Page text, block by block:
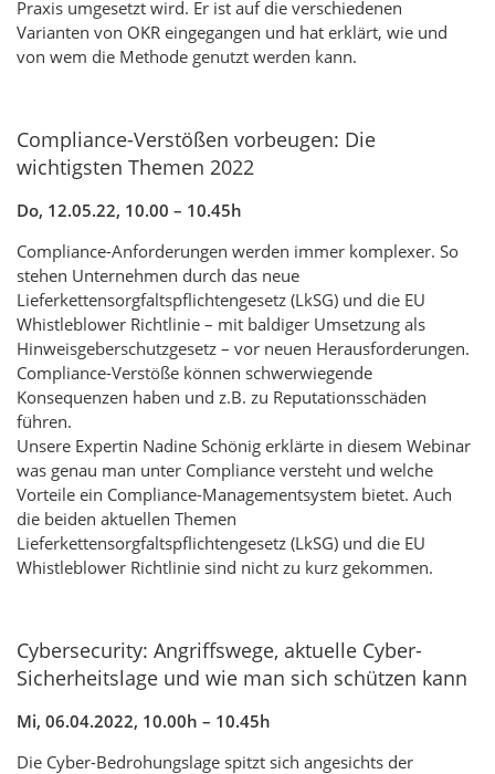
Praxis umgesetzt wird. Er ist auf die verschiedenen
Varianten von OKR eingegangen und hat erklärt, wie und
von wem die Methode genutzt werden kann.
Compliance-Verstößen vorbeugen: Die
wichtigsten Themen 2022
Do, 12.05.22, 10.00 – 10.45h
Compliance-Anforderungen werden immer komplexer. So
stehen Unternehmen durch das neue
Lieferkettensorgfaltspflichtengesetz (LkSG) und die EU
Whistleblower Richtlinie – mit baldiger Umsetzung als
Hinweisgeberschutzgesetz – vor neuen Herausforderungen.
Compliance-Verstöße können schwerwiegende
Konsequenzen haben und z.B. zu Reputationsschäden
führen.
Unsere Expertin Nadine Schönig erklärte in diesem Webinar
was genau man unter Compliance versteht und welche
Vorteile ein Compliance-Managementsystem bietet. Auch
die beiden aktuellen Themen
Lieferkettensorgfaltspflichtengesetz (LkSG) und die EU
Whistleblower Richtlinie sind nicht zu kurz gekommen.
Cybersecurity: Angriffswege, aktuelle Cyber-
Sicherheitslage und wie man sich schützen kann
Mi, 06.04.2022, 10.00h – 10.45h
Die Cyber-Bedrohungslage spitzt sich angesichts der